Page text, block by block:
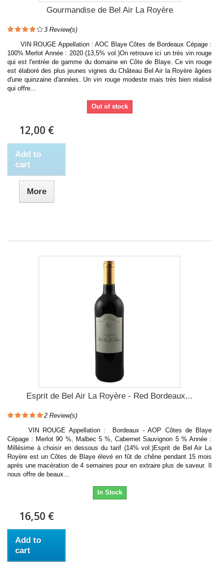
Gourmandise de Bel Air La Royère
3 Review(s)
VIN ROUGE Appellation : AOC Blaye Côtes de Bordeaux Cépage :
100% Merlot Année : 2020 (13,5% vol.)On retrouve ici un très vin rouge
qui est l'entrée de gamme du domaine en Côte de Blaye. Ce vin rouge
est élaboré des plus jeunes vignes du Château Bel Air la Royère âgées
d'une quinzaine d'années. Un vin rouge modeste mais très bien réalisé
qui offre...
Out of stock
12,00 €
Add to
cart
More
Esprit de Bel Air La Royère - Red Bordeaux...
2 Review(s)
VIN ROUGE Appellation : Bordeaux - AOP Côtes de Blaye
Cépage : Merlot 90 %, Malbec 5 %, Cabernet Sauvignon 5 % Année :
Millésime à choisir en dessous du tarif (14% vol.)Esprit de Bel Air La
Royère est un Côtes de Blaye élevé en fût de chêne pendant 15 mois
après une macération de 4 semaines pour en extraire plus de saveur. Il
nous offre de beaux...
In Stock
16,50 €
Add to
cart